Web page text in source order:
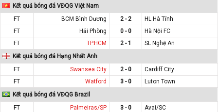
Kết quả bóng đá VĐQG Việt Nam
FT
BCM Bình Dương 2 - 2
HL Hà Tĩnh
FT
Hải Phòng 0 - 0
Hà Nội FC
FT
TP.HCM 2 - 1
SL Nghệ An
Kết quả bóng đá Hạng Nhất Anh
FT
Swansea City 2 - 0
Cardiff City
FT
Watford 3 - 0
Luton Town
Kết quả bóng đá VĐQG Brazil
FT
Palmeiras/SP 3 - 0
Avai/SC